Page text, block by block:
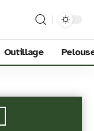
Outillage